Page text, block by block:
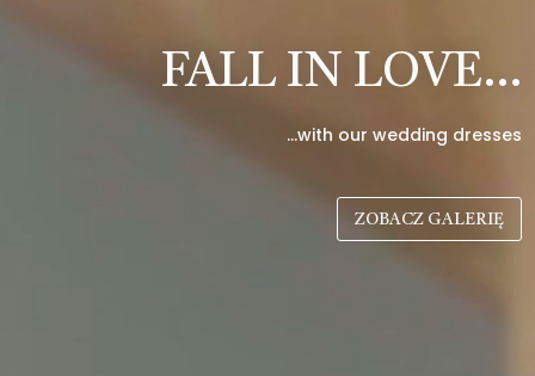
FALL IN LOVE…
…with our wedding dresses
ZOBACZ GALERIĘ